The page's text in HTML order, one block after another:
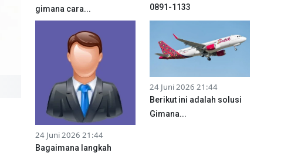
gimana cara...
0891-1133
24 Juni 2026 21:44
Bagaimana langkah
24 Juni 2026 21:44
Berikut ini adalah solusi
Gimana...